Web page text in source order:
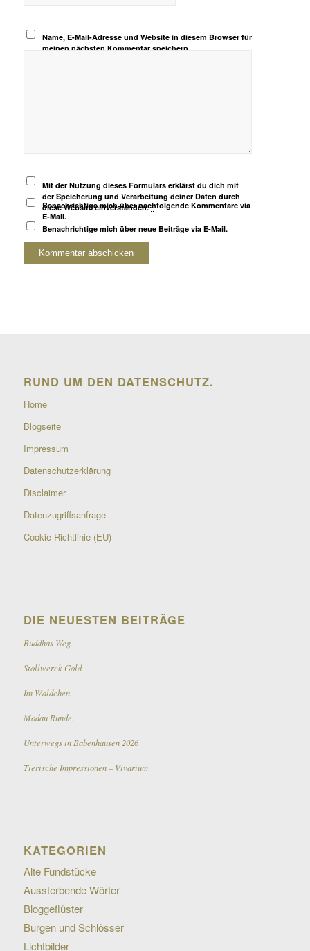
Name, E-Mail-Adresse und Website in diesem Browser für
meinen nächsten Kommentar speichern.
Mit der Nutzung dieses Formulars erklärst du dich mit
der Speicherung und Verarbeitung deiner Daten durch
diese Website einverstanden.*
Benachrichtige mich über nachfolgende Kommentare via
E-Mail.
Benachrichtige mich über neue Beiträge via E-Mail.
RUND UM DEN DATENSCHUTZ.
Home
Blogseite
Impressum
Datenschutzerklärung
Disclaimer
Datenzugriffsanfrage
Cookie-Richtlinie (EU)
DIE NEUESTEN BEITRÄGE
Buddhas Weg.
Stollwerck Gold
Im Wäldchen.
Modau Runde.
Unterwegs in Babenhausen 2026
Tierische Impressionen – Vivarium
KATEGORIEN
Alte Fundstücke
Aussterbende Wörter
Bloggeflüster
Burgen und Schlösser
Lichtbilder